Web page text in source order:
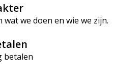
we doen en wie we zijn.
betalen